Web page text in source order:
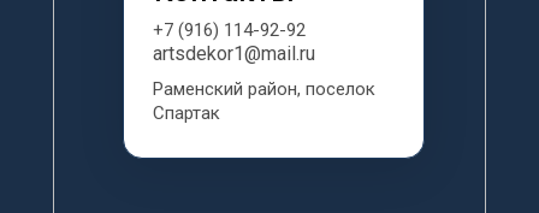
+7 (916) 114-92-92
Раменский район, поселок
Спартак
artsdekor1@mail.ru